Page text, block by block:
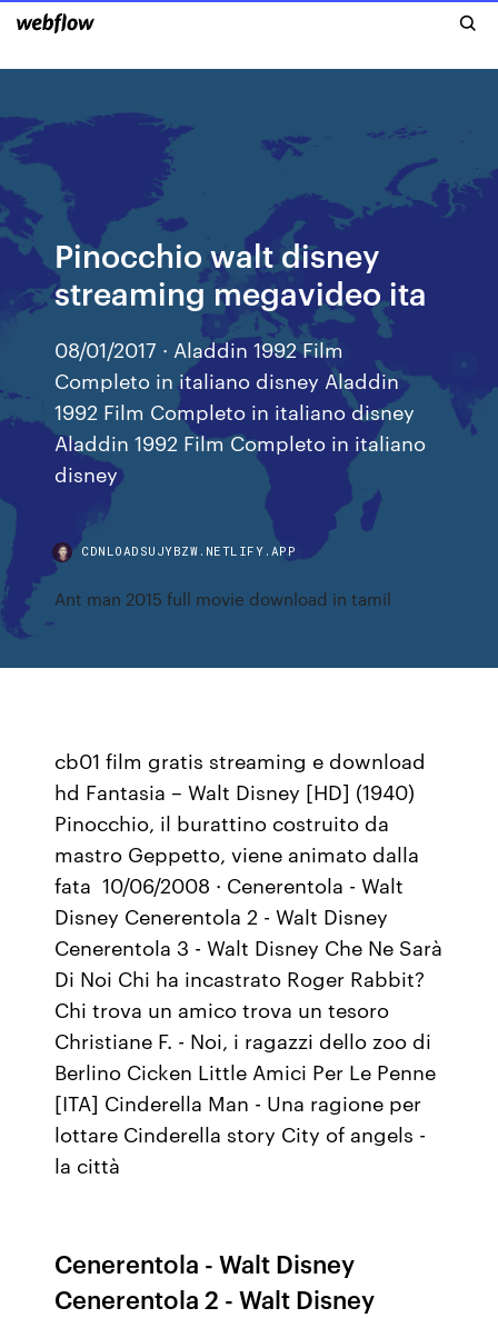
Pinocchio walt disney
streaming megavideo ita
08/01/2017 · Aladdin 1992 Film
Completo in italiano disney Aladdin
1992 Film Completo in italiano disney
Aladdin 1992 Film Completo in italiano
disney
CDNLOADSUJYBZW.NETLIFY.APP
Ant man 2015 full movie download in tamil
cb01 film gratis streaming e download
hd Fantasia – Walt Disney [HD] (1940)
Pinocchio, il burattino costruito da
mastro Geppetto, viene animato dalla
fata 10/06/2008 · Cenerentola - Walt
Disney Cenerentola 2 - Walt Disney
Cenerentola 3 - Walt Disney Che Ne Sarà
Di Noi Chi ha incastrato Roger Rabbit?
Chi trova un amico trova un tesoro
Christiane F. - Noi, i ragazzi dello zoo di
Berlino Cicken Little Amici Per Le Penne
[ITA] Cinderella Man - Una ragione per
lottare Cinderella story City of angels -
la città
Cenerentola - Walt Disney
Cenerentola 2 - Walt Disney